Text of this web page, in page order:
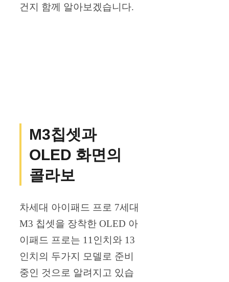
건지 함께 알아보겠습니다.
M3칩셋과
OLED 화면의
콜라보
차세대 아이패드 프로 7세대
M3 칩셋을 장착한 OLED 아
이패드 프로는 11인치와 13
인치의 두가지 모델로 준비
중인 것으로 알려지고 있습